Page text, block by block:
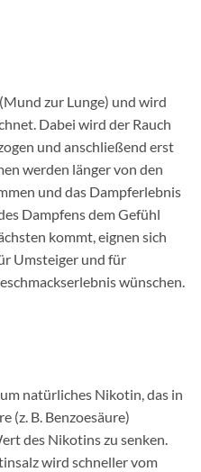
zur Lunge) und wird
Dabei wird der Rauch
und anschließend erst
werden länger von den
und das Dampferlebnis
Dampfens dem Gefühl
kommt, eignen sich
Umsteiger und für
wünschen.
natürliches Nikotin, das in
(z. B. Benzoesäure)
des Nikotins zu senken.
wird schneller vom